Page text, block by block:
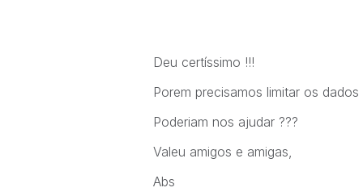
Deu certíssimo !!!
Porem precisamos limitar os
Poderiam nos ajudar ???
Valeu amigos e amigas,
Abs